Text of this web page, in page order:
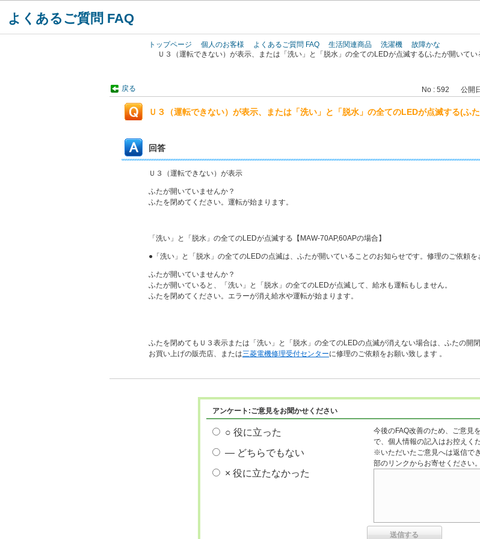
よくあるご質問 FAQ
トップページ 個人のお客様 よくあるご質問 FAQ 生活関連商品 洗濯機
故障かな
Ｕ３（運転できない）が表示、または「洗い」と「脱水」の全てのLEDが点滅する(ふたが開いて
戻る No : 592 公開
Ｕ３（運転できない）が表示、または「洗い」と「脱水」の全てのLEDが点滅する(ふ
回答
Ｕ３（運転できない）が表示
ふたが開いていませんか？
ふたを閉めてください。運転が始まります。
「洗い」と「脱水」の全てのLEDが点滅する 【MAW-70AP,60APの場合】
●「洗い」と「脱水」の全てのLEDの点滅は、ふたが開いていることのお知らせです。修理のご依頼を
ふたが開いていませんか？
ふたが開いていると、「洗い」と「脱水」の全てのLEDが点滅して、給水も運転もしません。
ふたを閉めてください。エラーが消え給水や運転が始まります。
ふたを閉めてもＵ３表示または「洗い」と「脱水」の全てのLEDの点滅が消えない場合は、ふたの開
お買い上げの販売店、または三菱電機修理受付センターに修理のご依頼をお願い致します 。
アンケート:ご意見をお聞かせください
○ 役に立った
― どちらでもない
× 役に立たなかった
今後のFAQ改善のため、ご意見
で、個人情報の記入はお控えく
※いただいたご意見へは返信で
部のリンクからお寄せください。